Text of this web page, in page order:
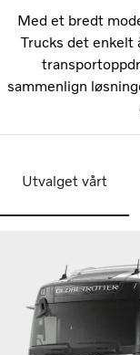
Med et bredt
Trucks det enkelt
sammenlign
Utvalget vårt